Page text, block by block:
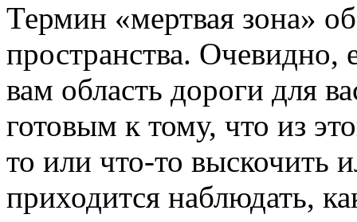
Термин «мертвая зона»
пространства. Очевидно,
вам область дороги для
готовым к тому, что из
то или что-то выскочить
приходится наблюдать,